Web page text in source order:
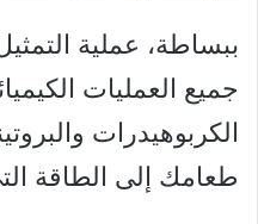
ببساطة، عملية
جميع العمليات
الكربوهيدرات
طعامك إلى الطاقة